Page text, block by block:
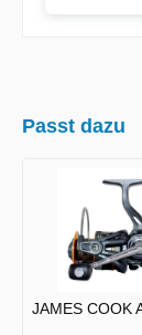
Passt dazu
JAMES COOK